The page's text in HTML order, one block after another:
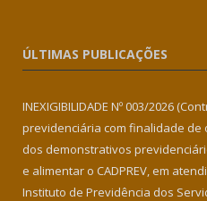
ÚLTIMAS PUBLICAÇÕES
INEXIGIBILIDADE Nº 003/2026
previdenciária com finalidade de
dos demonstrativos
e alimentar o CADPREV, em
Instituto de Previdência dos